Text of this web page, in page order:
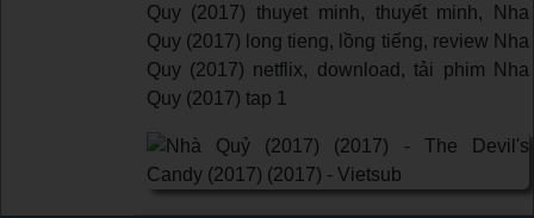
Quy (2017) thuyet minh, thuyết minh, Nha
Quy (2017) long tieng, lồng tiếng, review Nha
Quy (2017) netflix, download, tải phim Nha
Quy (2017) tap 1